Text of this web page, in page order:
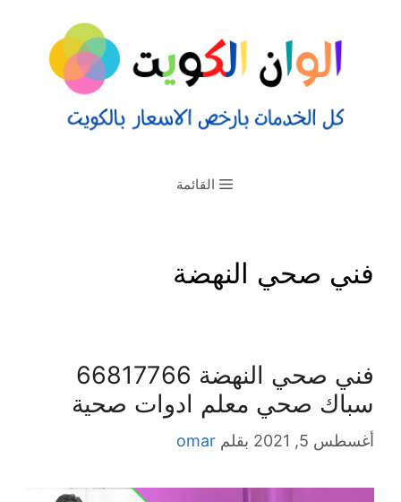
القائمة
فني صحي النهضة
فني صحي النهضة 66817766
سباك صحي معلم ادوات صحية
أغسطس 5, 2021 بقلم omar